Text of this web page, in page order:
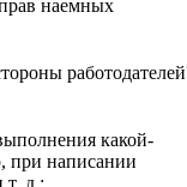
наемных
какой-
при написании
т. д.;